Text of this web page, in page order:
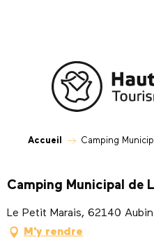
Accueil Camping
Camping Municipal de
Le Petit Marais, 62140
M'y rendre